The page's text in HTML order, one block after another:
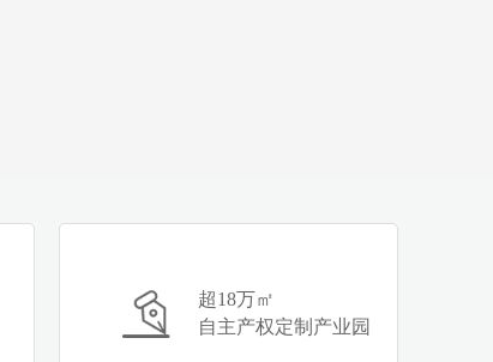
超18万㎡
自主产权定制产业园